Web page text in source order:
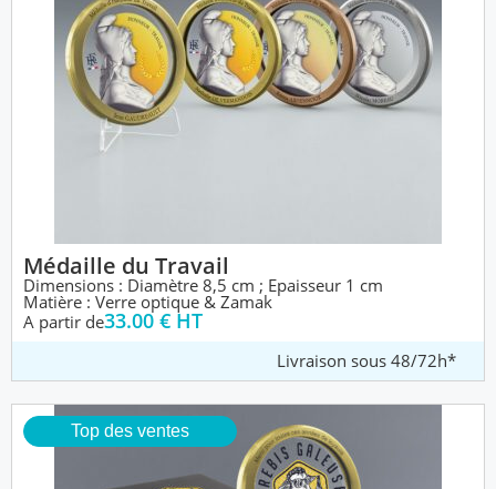
Médaille du Travail
Dimensions : Diamètre 8,5 cm ; Epaisseur 1 cm
Matière : Verre optique & Zamak
A partir de33.00 € HT
Livraison sous 48/72h*
Top des ventes